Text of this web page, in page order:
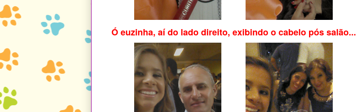
Ó euzinha, aí do lado direito, exibindo o cabelo pós salão...